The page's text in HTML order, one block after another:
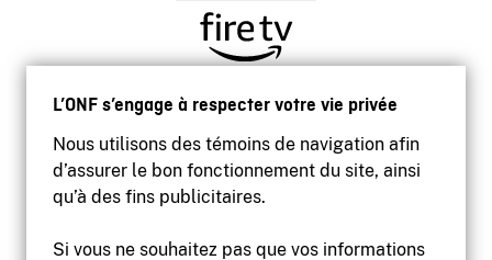
L’ONF s’engage à respecter votre vie privée
Nous utilisons des témoins de navigation afin
d’assurer le bon fonctionnement du site, ainsi
qu’à des fins publicitaires.
Si vous ne souhaitez pas que vos informations